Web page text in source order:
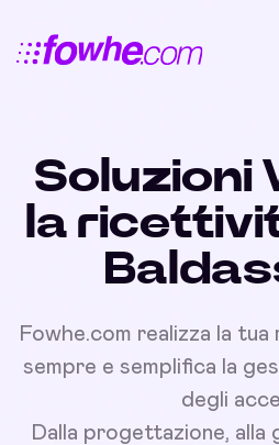
Soluzioni
la
Fowhe.com realizza la
sempre e semplifica la
degli
Dalla progettazione, alla